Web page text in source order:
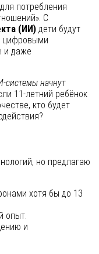
потребления
С
(ИИ) дети будут
цифровыми
и даже
системы начнут
11-летний ребёнок
кто будет
но предлагаю
хотя бы до 13
опыт.
и